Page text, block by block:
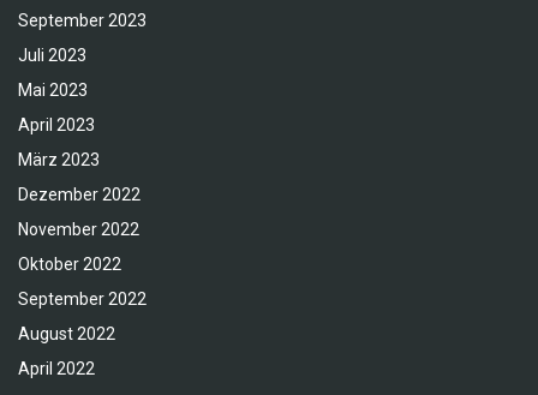
September 2023
Juli 2023
Mai 2023
April 2023
März 2023
Dezember 2022
November 2022
Oktober 2022
September 2022
August 2022
April 2022